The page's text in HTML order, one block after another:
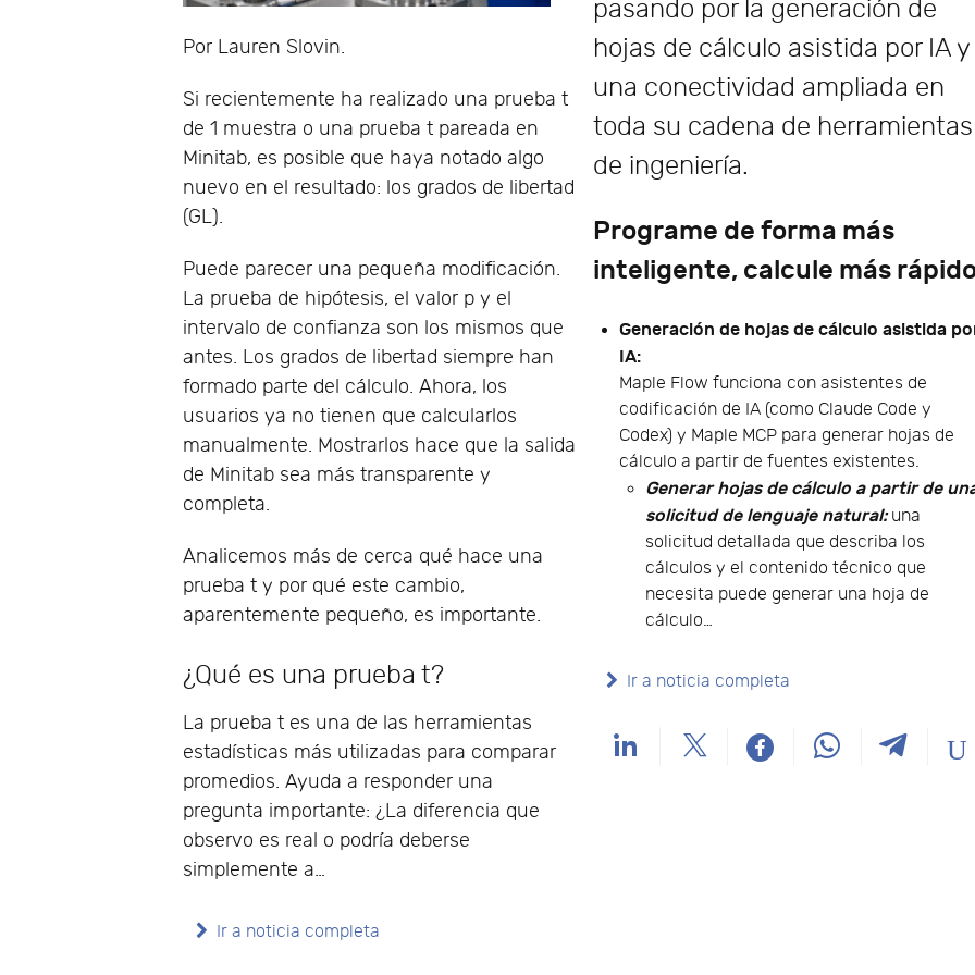
Por Lauren Slovin.
Si recientemente ha realizado una prueba t
de 1 muestra o una prueba t pareada en
Minitab, es posible que haya notado algo
nuevo en el resultado: los grados de libertad
(GL).
Puede parecer una pequeña modificación.
La prueba de hipótesis, el valor p y el
intervalo de confianza son los mismos que
antes. Los grados de libertad siempre han
formado parte del cálculo. Ahora, los
usuarios ya no tienen que calcularlos
manualmente. Mostrarlos hace que la salida
de Minitab sea más transparente y
completa.
Analicemos más de cerca qué hace una
prueba t y por qué este cambio,
aparentemente pequeño, es importante.
¿Qué es una prueba t?
La prueba t es una de las herramientas
estadísticas más utilizadas para comparar
promedios. Ayuda a responder una
pregunta importante: ¿La diferencia que
observo es real o podría deberse
simplemente a…
Ir a noticia completa
pasando por la generación de
hojas de cálculo asistida por IA y
una conectividad ampliada en
toda su cadena de herramientas
de ingeniería.
Programe de forma más
inteligente, calcule más
Generación de hojas de cálculo asistida
IA:
Maple Flow funciona con asistentes de
codificación de IA (como Claude Code y
Codex) y Maple MCP para generar hojas de
cálculo a partir de fuentes existentes.
Generar hojas de cálculo a partir de
solicitud de lenguaje natural:una
solicitud detallada que describa los
cálculos y el contenido técnico que
necesita puede generar una hoja de
cálculo…
Ir a noticia completa